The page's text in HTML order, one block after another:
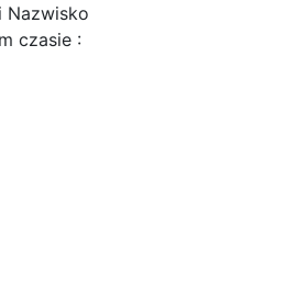
Nazwisko
czasie :